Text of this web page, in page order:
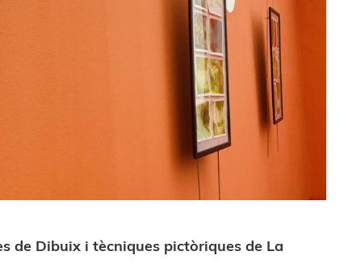
de Dibuix i tècniques pictòriques de La